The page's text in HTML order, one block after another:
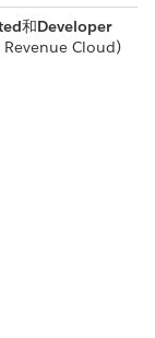
和Developer
Revenue Cloud)
可选功能，以增强